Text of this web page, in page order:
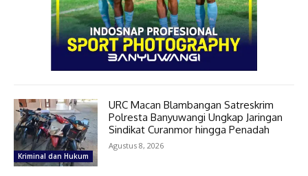
Kriminal dan Hukum
URC Macan Blambangan Satreskrim
Polresta Banyuwangi Ungkap Jaringan
Sindikat Curanmor hingga Penadah
Agustus 8, 2026